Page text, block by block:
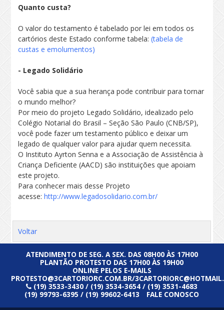
Quanto custa?
O valor do testamento é tabelado por lei em todos os
cartórios deste Estado conforme tabela:(tabela de
custas e emolumentos)
- Legado Solidário
Você sabia que a sua herança pode contribuir para tornar
o mundo melhor?
Por meio do projeto Legado Solidário, idealizado pelo
Colégio Notarial do Brasil – Seção São Paulo (CNB/SP),
você pode fazer um testamento público e deixar um
legado de qualquer valor para ajudar quem necessita.
O Instituto Ayrton Senna e a Associação de Assistência à
Criança Deficiente (AACD) são instituições que apoiam
este projeto.
Para conhecer mais desse Projeto
acesse:http://www.legadosolidario.com.br/
Voltar
ATENDIMENTO DE SEG. A SEX. DAS 08H00 ÀS 17H00
PLANTÃO PROTESTO DAS 17H00 ÀS 19H00
ONLINE PELOS E-MAILS
PROTESTO@3CARTORIORC.COM.BR/
(19) 3533-3430 / (19) 3534-3654 / (19) 3531-4683
(19) 99793-6395 / (19) 99602-6413
FALE CONOSCO